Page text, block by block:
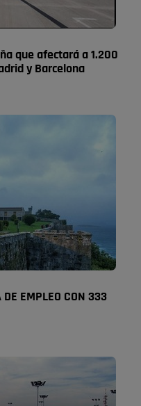
que afectará a 1.200
y Barcelona
DE EMPLEO CON 333